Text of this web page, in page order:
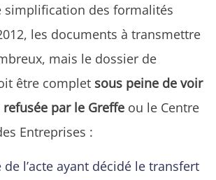
simplification des formalités
les documents à transmettre
mais le dossier de
être complet sous peine de voir
par le Greffe ou le Centre
Entreprises :
l’acte ayant décidé le transfert